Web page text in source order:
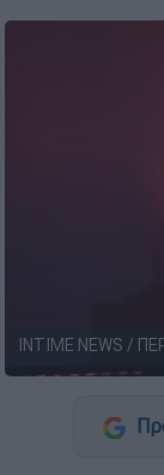
INTIME NEWS /